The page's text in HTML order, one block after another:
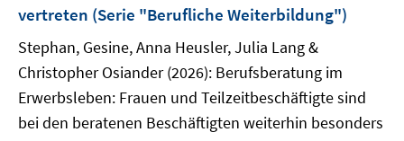
vertreten (Serie "Berufliche Weiterbildung")
Stephan, Gesine, Anna Heusler, Julia Lang &
Christopher Osiander (2026): Berufsberatung im
Erwerbsleben: Frauen und Teilzeitbeschäftigte sind
bei den beratenen Beschäftigten weiterhin besonders